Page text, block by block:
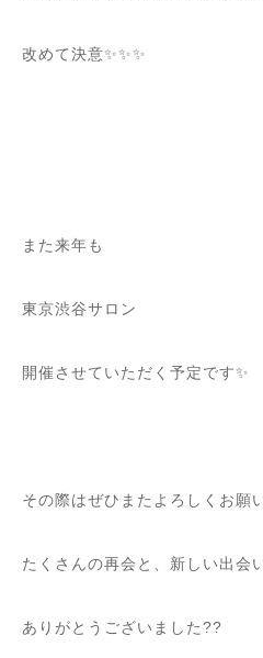
改めて決意✨✨✨
また来年も
東京渋谷サロン
開催させていただく予定です✨
その際はぜひまたよろしくお願
たくさんの再会と、新しい出会
ありがとうございました??